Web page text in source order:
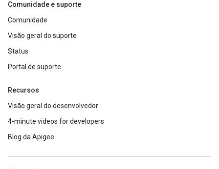
Comunidade e suporte
Comunidade
Visão geral do suporte
Status
Portal de suporte
Recursos
Visão geral do desenvolvedor
4-minute videos for developers
Blog da Apigee